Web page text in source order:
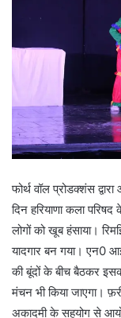
फोर्थ वॉल प्रोडक्शंस
दिन हरियाणा कला
लोगों को खूब हंसाया।
यादगार बन गया। एन0
की बूंदों के बीच बैठकर
मंचन भी किया जाएगा।
अकादमी के सहयोग से